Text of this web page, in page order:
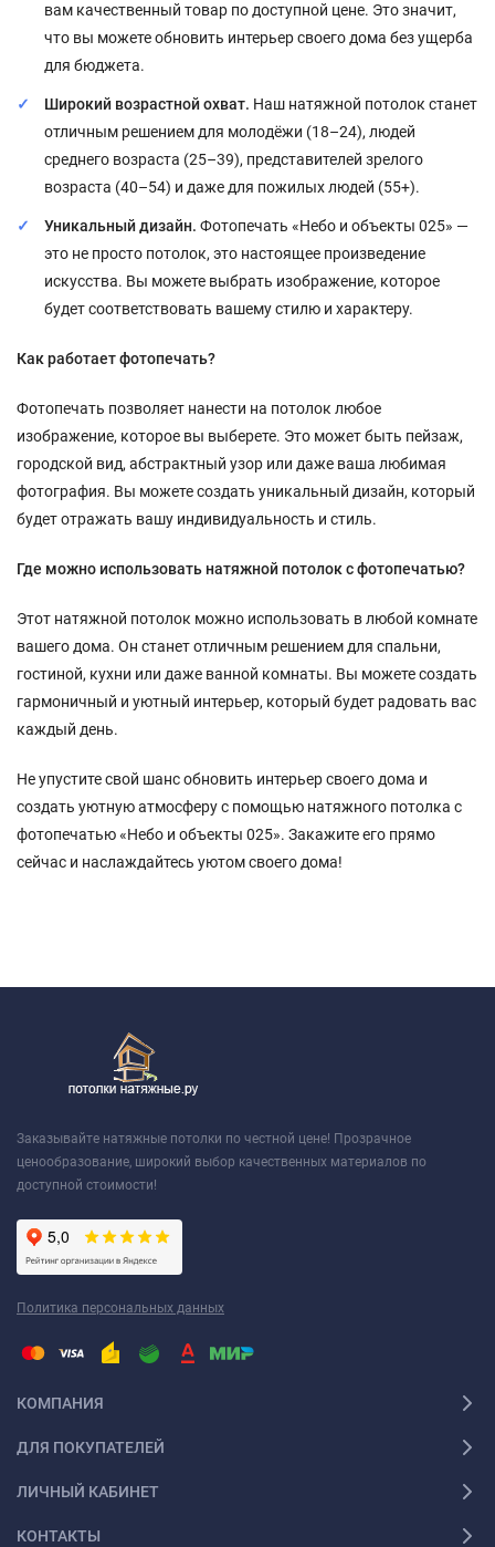
вам качественный товар по доступной цене. Это значит,
что вы можете обновить интерьер своего дома без ущерба
для бюджета.
Широкий возрастной охват. Наш натяжной потолок станет
отличным решением для молодёжи (18–24), людей
среднего возраста (25–39), представителей зрелого
возраста (40–54) и даже для пожилых людей (55+).
Уникальный дизайн. Фотопечать «Небо и объекты 025» —
это не просто потолок, это настоящее произведение
искусства. Вы можете выбрать изображение, которое
будет соответствовать вашему стилю и характеру.
Как работает фотопечать?
Фотопечать позволяет нанести на потолок любое
изображение, которое вы выберете. Это может быть пейзаж,
городской вид, абстрактный узор или даже ваша любимая
фотография. Вы можете создать уникальный дизайн, который
будет отражать вашу индивидуальность и стиль.
Где можно использовать натяжной потолок с фотопечатью?
Этот натяжной потолок можно использовать в любой комнате
вашего дома. Он станет отличным решением для спальни,
гостиной, кухни или даже ванной комнаты. Вы можете создать
гармоничный и уютный интерьер, который будет радовать вас
каждый день.
Не упустите свой шанс обновить интерьер своего дома и
создать уютную атмосферу с помощью натяжного потолка с
фотопечатью «Небо и объекты 025». Закажите его прямо
сейчас и наслаждайтесь уютом своего дома!
Заказывайте натяжные потолки по честной цене! Прозрачное
ценообразование, широкий выбор качественных материалов по
доступной стоимости!
Политика персональных данных
КОМПАНИЯ
ДЛЯ ПОКУПАТЕЛЕЙ
ЛИЧНЫЙ КАБИНЕТ
КОНТАКТЫ